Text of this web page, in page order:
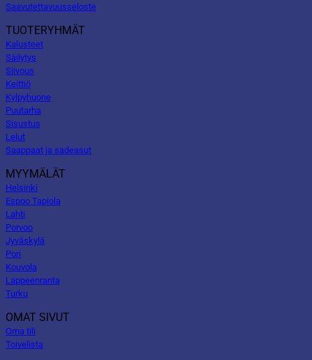
Saavutettavuusseloste
TUOTERYHMÄT
Kalusteet
Säilytys
Siivous
Keittiö
Kylpyhuone
Puutarha
Sisustus
Lelut
Saappaat ja sadeasut
MYYMÄLÄT
Helsinki
Espoo Tapiola
Lahti
Porvoo
Jyväskylä
Pori
Kouvola
Lappeenranta
Turku
OMAT SIVUT
Oma tili
Toivelista